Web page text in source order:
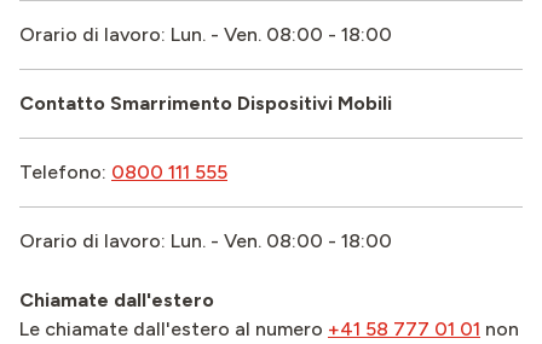
Orario di lavoro: Lun. - Ven. 08:00 - 18:00
Contatto Smarrimento Dispositivi Mobili
Telefono: 0800 111 555
Orario di lavoro: Lun. - Ven. 08:00 - 18:00
Chiamate dall'estero
Le chiamate dall'estero al numero +41 58 777 01 01 non